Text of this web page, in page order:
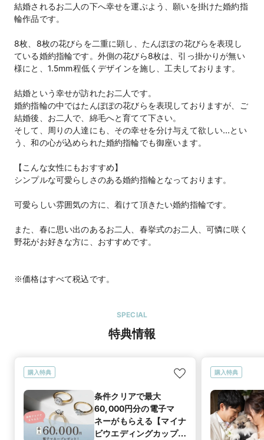
結婚されるお二人の下へ幸せを運ぶよう、願いを掛けた婚約指
輪作品です。
8枚、8枚の花びらを二重に顕し、たんぽぽの花びらを表現し
ている婚約指輪です。外側の花びら8枚は、引っ掛かりが無い
様にと、1.5mm程低くデザインを施し、工夫しております。
結婚という幸せが訪れたお二人です。
婚約指輪の中ではたんぽぽの花びらを表現しておりますが、ご
結婚後、お二人で、綿毛へと育てて下さい。
そして、周りの人達にも、その幸せを分け与えて欲しい…とい
う、和の心が込められた婚約指輪でも御座います。
【こんな女性にもおすすめ】
シンプルな可愛らしさのある婚約指輪となっております。
可愛らしい雰囲気の方に、着けて頂きたい婚約指輪です。
また、春に思い出のあるお二人、春挙式のお二人、可憐に咲く
野花がお好きな方に、おすすめです。
※価格はすべて税込です。
SPECIAL
特典情報
購入特典
条件クリアで最大
60,000円分の電子マ
ネーがもらえる【マイナ
ビウエディングカップル
購入特典